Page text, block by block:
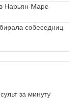
Нарьян-Маре
собеседниц
за минуту